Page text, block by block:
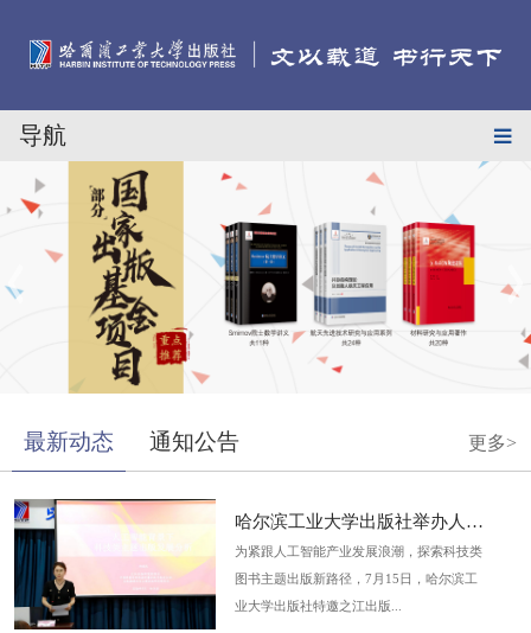
导航
最新动态 通知公告 更多>
哈尔滨工业大学出版社举办人工智...
为紧跟人工智能产业发展浪潮，探索科技类
图书主题出版新路径，7月15日，哈尔滨工
业大学出版社特邀之江出版...